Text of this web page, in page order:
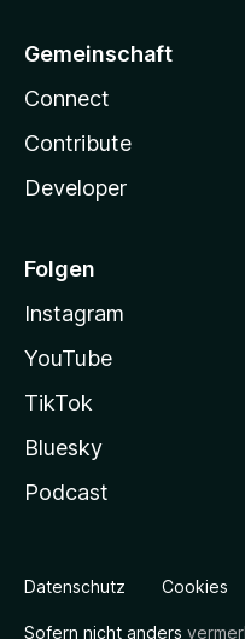
Gemeinschaft
Connect
Contribute
Developer
Folgen
Instagram
YouTube
TikTok
Bluesky
Podcast
Datenschutz Cookies
Sofern nicht anders